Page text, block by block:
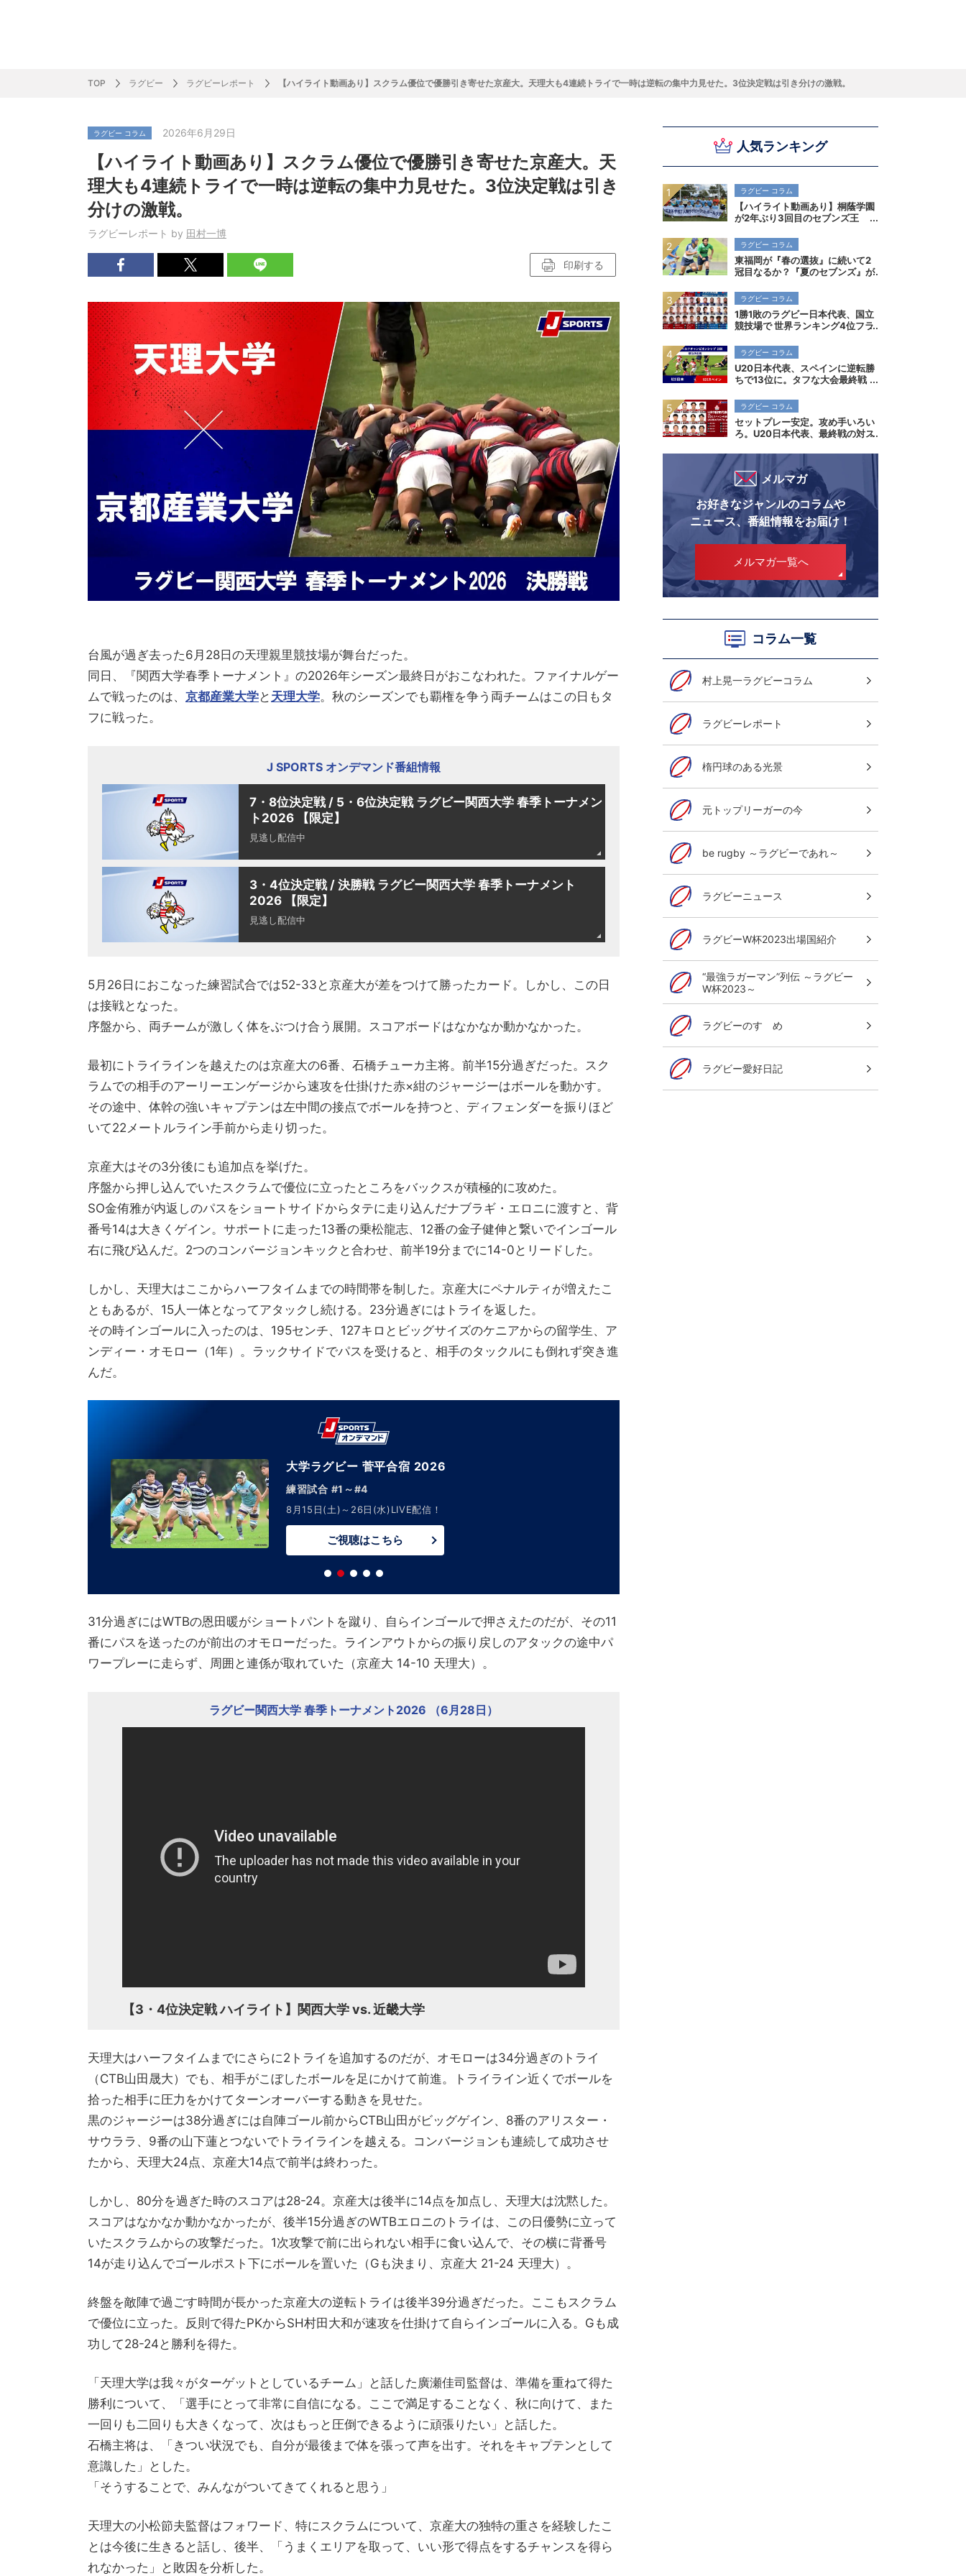
ピックアップ
クライミングコラム ハンドボールコラム
困難突破トーク スポーツレポート J SPORTSプロデューサーコラム
スリートの肖像～
柔×コラム
バドミントン
スキー
鳥人たちの賛歌 W杯スキージャンプ
WE ARE SNOW JAPAN ～若きアルペンスキ
ー日本代表の素顔～
フィギュアスケート
小塚崇彦のフィギュアスケートラボ フィギュア通信
フィギュアスケートーーク スケオタデイズ J SPORTS出張所
木戸先生直伝！今からでも間に合うアイスダ
ンス観戦講座
バスケットボール
ウインターカップコラム B.LEAGUEコラム
バレーボール
まるっとアンサー
モータースポーツ
今日も今日とてプッシュ＆ルーズ
Mr.フクイのものしり長者 de WRC ! 裏しま物語 SUPER GT あの瞬間
ための小暮卓史
サイクルロードレース
ツール・ド・フランス サイクルNEWS
ツールに恋して～珠玉のストーリー21選～ しゅ～くり～むら 輪生相談
サッカー&フットサル
粕谷秀樹のFoot！20周年ヒストリー 後藤健生コラム
元川悦子コラム プレミアリーグコラム 土屋雅史コラム
Fリーグコラム
ラグビー
楕円球のある光景 元トップリーガーの今
be rugby ～ラグビーであれ～ ラグビーニュース ラグビーW杯2023出場国紹介
ラグビーのすゝめ
野球
MLBを観に行こう！ Do ya love Baseball?
MLB nation 日本人先発投手プレビュー
TOP ラグビー ラグビーレポート 【ハイライト動画あり】スクラム優位で優勝引き寄せた京産大。天理大も4連続トライで一時は逆転の集中力見せた。3位決定戦は引き分けの激戦。
人気ランキング
ラグビー コラム
【ハイライト動画あり】桐蔭学園
が2年ぶり3回目のセブンズ王
闘。全国高校7人制ラグビー大会
ラグビー コラム
東福岡が『春の選抜』に続いて2
冠目なるか？『夏のセブンズ』が
ビー大会
ラグビー コラム
1勝1敗のラグビー日本代表、国立
競技場で 世界ランキング4位フラ
ラグビー コラム
U20日本代表、スペインに逆転勝
ちで13位に。タフな大会最終戦
ラグビー コラム
セットプレー安定。攻め手いろい
ろ。U20日本代表、最終戦の対ス
す
メルマガ
お好きなジャンルのコラムや
ニュース、番組情報をお届け！
メルマガ一覧へ
コラム一覧
村上晃一ラグビーコラム
ラグビーレポート
楕円球のある光景
元トップリーガーの今
be rugby ～ラグビーであれ～
ラグビーニュース
ラグビーW杯2023出場国紹介
“最強ラガーマン”列伝 ～ラグビー
W杯2023～
ラグビーのすゝめ
ラグビー愛好日記
ラグビー コラム 2026年6月29日
【ハイライト動画あり】スクラム優位で優勝引き寄せた京産大。天
理大も4連続トライで一時は逆転の集中力見せた。3位決定戦は引き
分けの激戦。
ラグビーレポート by 田村一博
印刷する
台風が過ぎ去った6月28日の天理親里競技場が舞台だった。
同日、『関西大学春季トーナメント』の2026年シーズン最終日がおこなわれた。ファイナルゲー
ムで戦ったのは、 京都産業大学と 天理大学。秋のシーズンでも覇権を争う両チームはこの日もタ
フに戦った。
J SPORTS オンデマンド番組情報
7・8位決定戦 / 5・6位決定戦 ラグビー関西大学 春季トーナメン
ト2026 【限定】
見逃し配信中
3・4位決定戦 / 決勝戦 ラグビー関西大学 春季トーナメント
2026 【限定】
見逃し配信中
5月26日におこなった練習試合では52-33と京産大が差をつけて勝ったカード。しかし、この日
は接戦となった。
序盤から、両チームが激しく体をぶつけ合う展開。スコアボードはなかなか動かなかった。
最初にトライラインを越えたのは京産大の6番、石橋チューカ主将。前半15分過ぎだった。スク
ラムでの相手のアーリーエンゲージから速攻を仕掛けた赤×紺のジャージーはボールを動かす。
その途中、体幹の強いキャプテンは左中間の接点でボールを持つと、ディフェンダーを振りほど
いて22メートルライン手前から走り切った。
京産大はその3分後にも追加点を挙げた。
序盤から押し込んでいたスクラムで優位に立ったところをバックスが積極的に攻めた。
SO金侑雅が内返しのパスをショートサイドからタテに走り込んだナブラギ・エロニに渡すと、背
番号14は大きくゲイン。サポートに走った13番の乗松龍志、12番の金子健伸と繋いでインゴール
右に飛び込んだ。2つのコンバージョンキックと合わせ、前半19分までに14-0とリードした。
しかし、天理大はここからハーフタイムまでの時間帯を制した。京産大にペナルティが増えたこ
ともあるが、15人一体となってアタックし続ける。23分過ぎにはトライを返した。
その時インゴールに入ったのは、195センチ、127キロとビッグサイズのケニアからの留学生、ア
ンディー・オモロー（1年）。ラックサイドでパスを受けると、相手のタックルにも倒れず突き進
んだ。
大学ラグビー 菅平合宿 2026
練習試合 #1～#4
8月15日(土)～26日(水)LIVE配信！
ご視聴はこちら
31分過ぎにはWTBの恩田暖がショートパントを蹴り、自らインゴールで押さえたのだが、その11
番にパスを送ったのが前出のオモローだった。ラインアウトからの振り戻しのアタックの途中パ
ワープレーに走らず、周囲と連係が取れていた（京産大 14-10 天理大）。
ラグビー関西大学 春季トーナメント2026 （6月28日）
【3・4位決定戦 ハイライト】関西大学 vs. 近畿大学
天理大はハーフタイムまでにさらに2トライを追加するのだが、オモローは34分過ぎのトライ
（CTB山田晟大）でも、相手がこぼしたボールを足にかけて前進。トライライン近くでボールを
拾った相手に圧力をかけてターンオーバーする動きを見せた。
黒のジャージーは38分過ぎには自陣ゴール前からCTB山田がビッグゲイン、8番のアリスター・
サウララ、9番の山下蓮とつないでトライラインを越える。コンバージョンも連続して成功させ
たから、天理大24点、京産大14点で前半は終わった。
しかし、80分を過ぎた時のスコアは28-24。京産大は後半に14点を加点し、天理大は沈黙した。
スコアはなかなか動かなかったが、後半15分過ぎのWTBエロニのトライは、この日優勢に立って
いたスクラムからの攻撃だった。1次攻撃で前に出られない相手に食い込んで、その横に背番号
14が走り込んでゴールポスト下にボールを置いた（Gも決まり、京産大 21-24 天理大）。
終盤を敵陣で過ごす時間が長かった京産大の逆転トライは後半39分過ぎだった。ここもスクラム
で優位に立った。反則で得たPKからSH村田大和が速攻を仕掛けて自らインゴールに入る。Gも成
功して28-24と勝利を得た。
「天理大学は我々がターゲットとしているチーム」と話した廣瀬佳司監督は、準備を重ねて得た
勝利について、「選手にとって非常に自信になる。ここで満足することなく、秋に向けて、また
一回りも二回りも大きくなって、次はもっと圧倒できるように頑張りたい」と話した。
石橋主将は、「きつい状況でも、自分が最後まで体を張って声を出す。それをキャプテンとして
意識した」とした。
「そうすることで、みんながついてきてくれると思う」
天理大の小松節夫監督はフォワード、特にスクラムについて、京産大の独特の重さを経験したこ
とは今後に生きると話し、後半、「うまくエリアを取って、いい形で得点をするチャンスを得ら
れなかった」と敗因を分析した。